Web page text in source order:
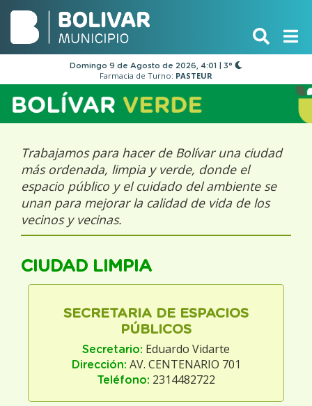
Domingo 9 de Agosto de 2026, 4:01 | 3°
Farmacia de Turno: PASTEUR
Trabajamos para hacer de Bolívar una ciudad
más ordenada, limpia y verde, donde el
espacio público y el cuidado del ambiente se
unan para mejorar la calidad de vida de los
vecinos y vecinas.
CIUDAD LIMPIA
SECRETARIA DE ESPACIOS
PÚBLICOS
Secretario: Eduardo Vidarte
Dirección: AV. CENTENARIO 701
Teléfono: 2314482722